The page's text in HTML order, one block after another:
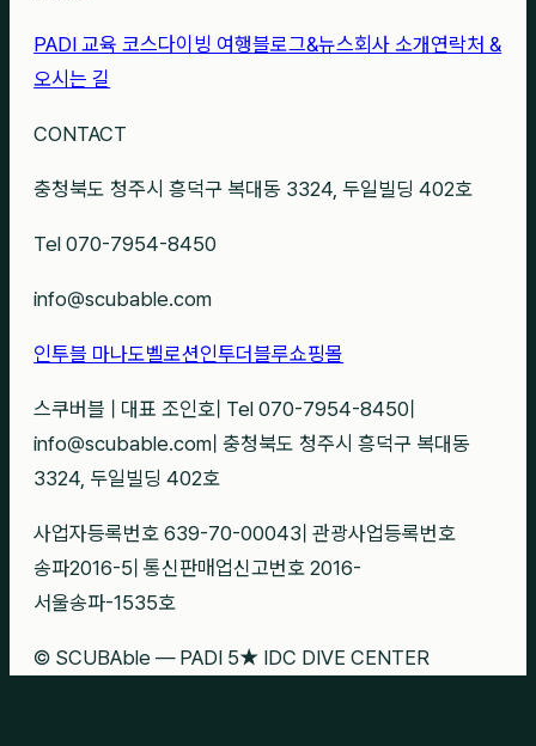
PADI 교육 코스다이빙 여행블로그&뉴스회사 소개 연락처 &
오시는 길
CONTACT
충청북도 청주시 흥덕구 복대동 3324, 두일빌딩 402호
Tel 070-7954-8450
info@scubable.com
인투블 마나도벨로션인투더블루쇼핑몰
스쿠버블 대표 조인호 Tel 070-7954-8450
info@scubable.com 충청북도 청주시 흥덕구 복대동
3324, 두일빌딩 402호
사업자등록번호 639-70-00043 관광사업등록번호
송파2016-5 통신판매업신고번호 2016-
서울송파-1535호
© SCUBAble — PADI 5★ IDC DIVE CENTER